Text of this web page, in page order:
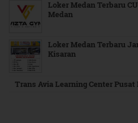
Loker Medan Terbaru
Medan
Loker Medan Terbaru
Kisaran
Trans Avia Learning Center